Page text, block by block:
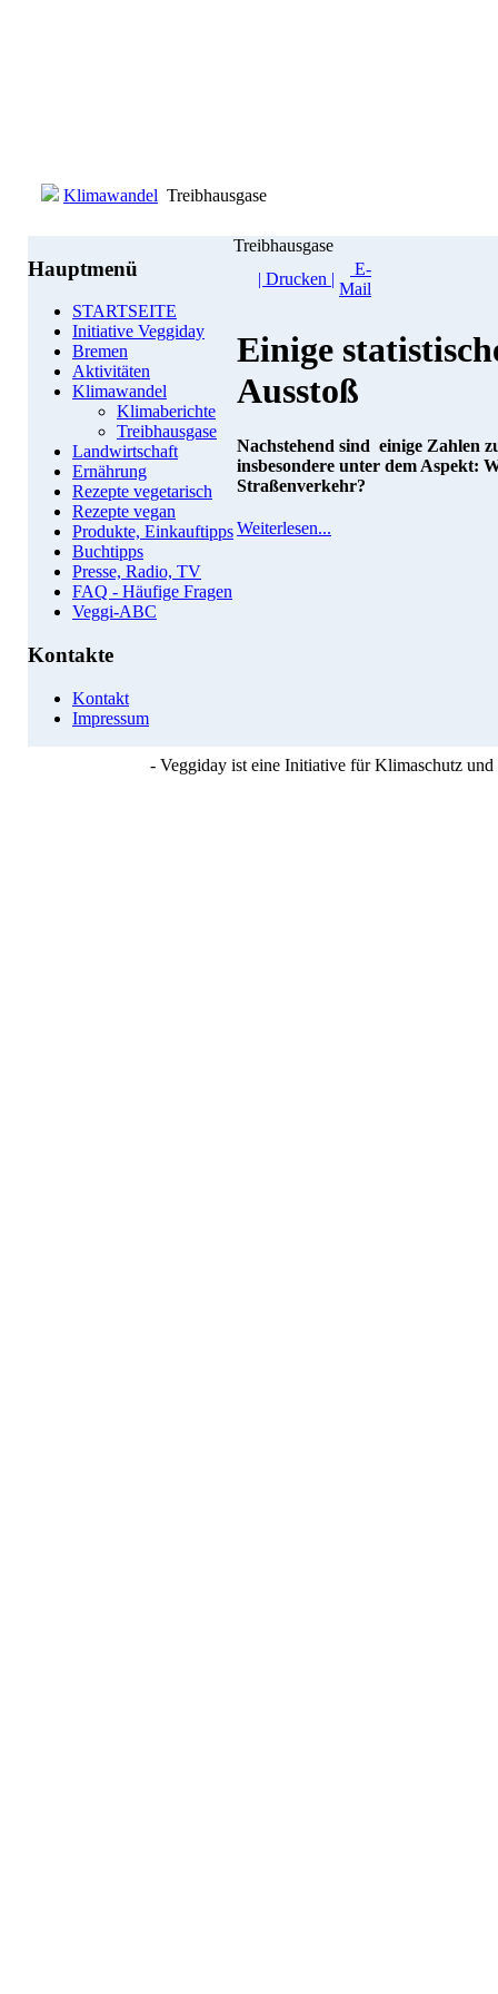
Klimawandel Treibhausgase
Hauptmenü
STARTSEITE
Initiative Veggiday
Bremen
Aktivitäten
Klimawandel
Klimaberichte
Treibhausgase
Landwirtschaft
Ernährung
Rezepte vegetarisch
Rezepte vegan
Produkte, Einkauftipps
Buchtipps
Presse, Radio, TV
FAQ - Häufige Fragen
Veggi-ABC
Kontakte
Kontakt
Impressum
Treibhausgase
| Drucken |
E-
Mail
Einige
Ausstoß
Nachstehend sind einige Zahlen
insbesondere unter dem Aspekt:
Straßenverkehr?
Weiterlesen...
- Veggiday ist eine Initiative für Klimaschutz